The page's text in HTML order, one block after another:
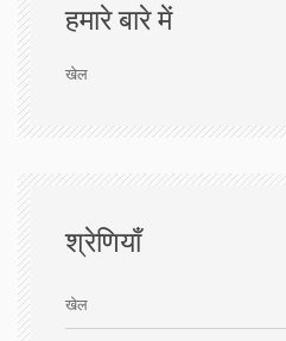
हमारे बारे में
खेल
श्रेणियाँ
खेल